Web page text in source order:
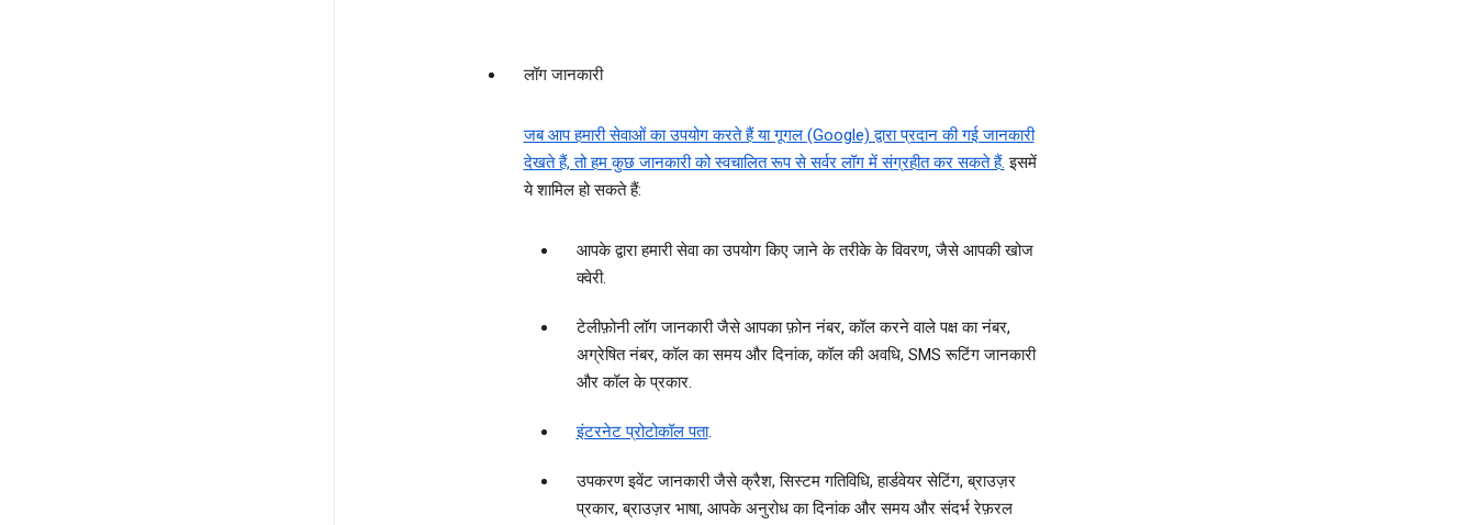
लॉग जानकारी
जब आप हमारी सेवाओं का उपयोग करते हैं या गूगल (Google) द्वारा प्रदान की गई जानकारी
देखते हैं, तो हम कुछ जानकारी को स्‍वचालित रूप से सर्वर लॉग में संग्रहीत कर सकते हैं. इसमें
ये शामिल हो सकते हैं:
आपके द्वारा हमारी सेवा का उपयोग किए जाने के तरीके के विवरण, जैसे आपकी खोज
क्‍वेरी.
टेलीफ़ोनी लॉग जानकारी जैसे आपका फ़ोन नंबर, कॉल करने वाले पक्ष का नंबर,
अग्रेषित नंबर, कॉल का समय और दिनांक, कॉल की अवधि, SMS रूटिंग जानकारी
और कॉल के प्रकार.
इंटरनेट प्रोटोकॉल पता.
उपकरण इवेंट जानकारी जैसे क्रैश, सिस्‍टम गतिविधि, हार्डवेयर सेटिंग, ब्राउज़र
प्रकार, ब्राउज़र भाषा, आपके अनुरोध का दिनांक और समय और संदर्भ रेफ़रल